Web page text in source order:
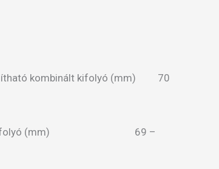
kombinált kifolyó (mm) 70
kifolyó (mm) 69 –